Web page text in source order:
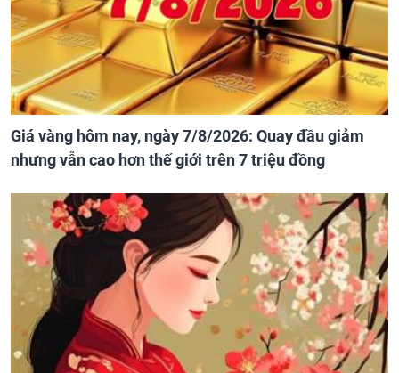
Giá vàng hôm nay, ngày 7/8/2026: Quay đầu giảm
nhưng vẫn cao hơn thế giới trên 7 triệu đồng